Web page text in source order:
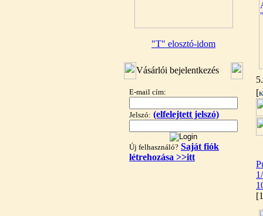
3/8"x1/4"x3/8", Quick
360,-Ft
320,-Ft
Vásárlói bejelentkezés
E-mail cím:
Jelszó: (elfelejtett jelszó)
Új felhasználó? Saját fiók
létrehozása >>itt
[